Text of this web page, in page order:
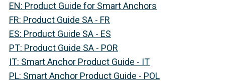
EN: Product Guide for Smart Anchors
FR: Product Guide SA - FR
ES: Product Guide SA - ES
PT: Product Guide SA - POR
IT: Smart Anchor Product Guide - IT
PL: Smart Anchor Product Guide - POL